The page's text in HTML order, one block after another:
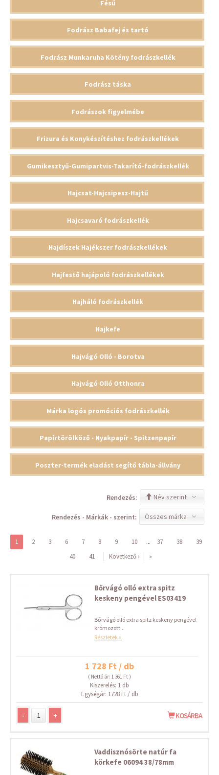
Fésű
Fodrász Babafej és tartó
Fodrász Munkaruha Kötény fodrászkellék
Fodrász táska
Fodrászok figyelmébe
Frizura és Konykészítéshez fodrászkellékek
Gumikesztyű-Gumipartvis-Takarító-fodrászkellék
Hajcsat-Hajcsipesz-Hajtű
Hajcsavaró fodrászkellék
Hajdíszek Hajékszer fodrászkellékek
Hajfestő hajápoló fodrászkellékek
Hajháló fodrászkellék
Hajkefe
Hajvágó Olló - Borotva
Hajvágó Olló Otthonra
Márka logós promóciós fodrászkellék
Papírtörölköző - Nyakpapír - Spitzenpapír
Poszter-termék eladást segítő tábla-állvány
Név szerint
Rendezés:
Összes márka
Rendezés - Márkák - szerint:
1 2 3 6 7 8 9 10 ... 37 38
39
40
41 Következő › »
Bőrvágó olló extra spitz
keskeny pengével ES03419
Bőrvágó olló extra spitz keskeny pengével
krómozott...
Részletek »
1 728 Ft / db
( Nettó ár: 1 361 Ft )
Kiszerelés: 1 db
Egységár: 1728 Ft / db
- + KOSÁRBA
Vaddisznósörte natúr fa
körkefe 06094 38/78mm